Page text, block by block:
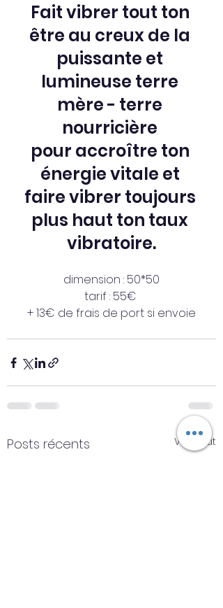
Fait vibrer tout ton
être au creux de la
puissante et
lumineuse terre
mère - terre
nourricière
pour accroître ton
énergie vitale et
faire vibrer toujours
plus haut ton taux
vibratoire.
dimension : 50*50
tarif : 55€
+ 13€ de frais de port si envoie
Posts récents Voir tout